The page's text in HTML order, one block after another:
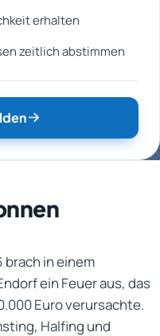
erhalten
zeitlich abstimmen
in einem
ein Feuer aus, das
Euro verursachte.
Halfing und